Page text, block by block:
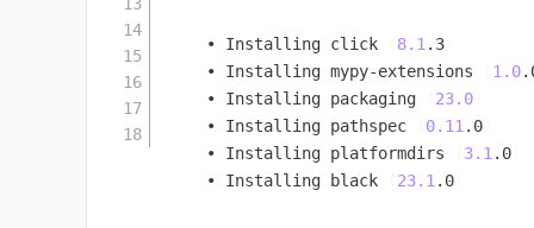
  • Installing click
8.1 .3
  • Installing mypy-extensions
1.0
  • Installing packaging
23.0
  • Installing pathspec
0.11 .0
  • Installing platformdirs
3.1 .0
  • Installing black
23.1 .0